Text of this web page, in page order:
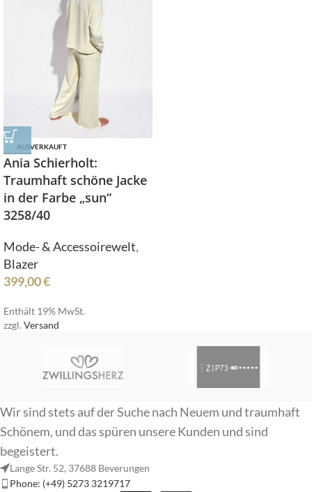
AUSVERKAUFT
Ania Schierholt:
Traumhaft schöne Jacke
in der Farbe „sun“
3258/40
Mode- & Accessoirewelt,
Blazer
399,00€
Enthält 19% MwSt.
zzgl. Versand
Wir sind stets auf der Suche nach Neuem und traumhaft
Schönem, und das spüren unsere Kunden und sind
begeistert.
Lange Str. 52, 37688 Beverungen
Phone: (+49) 5273 3219717